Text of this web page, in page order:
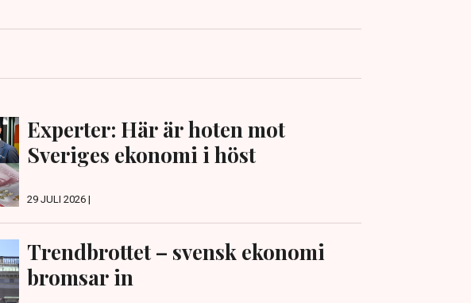
Experter: Här är hoten mot
Sveriges ekonomi i höst
29 JULI 2026 |
Trendbrottet – svensk ekonomi
bromsar in